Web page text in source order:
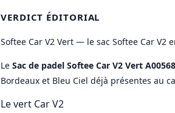
VERDICT ÉDITORIAL
Softee Car V2 Vert — le sac Softee Car V2
Le Sac de padel Softee Car V2 Vert
Bordeaux et Bleu Ciel déjà présentes au
Le vert Car V2